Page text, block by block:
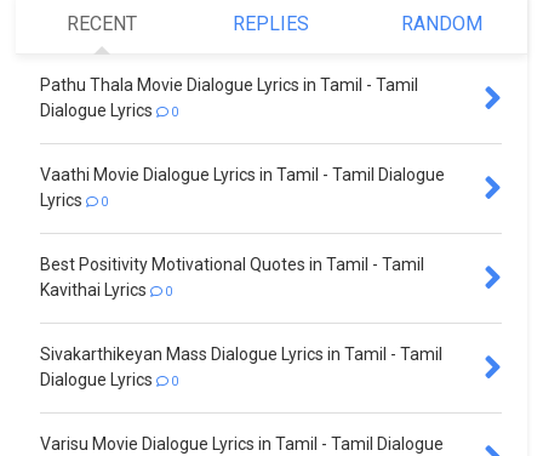
RECENT REPLIES RANDOM
Pathu Thala Movie Dialogue Lyrics in Tamil - Tamil
Dialogue Lyrics
0
Vaathi Movie Dialogue Lyrics in Tamil - Tamil Dialogue
Lyrics
0
Best Positivity Motivational Quotes in Tamil - Tamil
Kavithai Lyrics
0
Sivakarthikeyan Mass Dialogue Lyrics in Tamil - Tamil
Dialogue Lyrics
0
Varisu Movie Dialogue Lyrics in Tamil - Tamil Dialogue